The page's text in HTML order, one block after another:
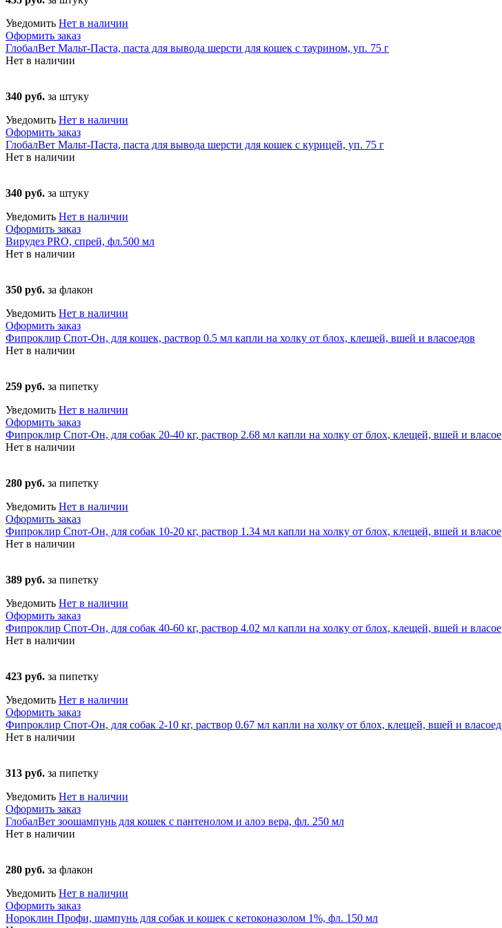
Уведомить Нет в наличии
Оформить заказ
ГлобалВет Мальт-Паста, паста для вывода шерсти для кошек с таурином, уп. 75 г
Нет в наличии
340 руб. за штуку
Уведомить Нет в наличии
Оформить заказ
ГлобалВет Мальт-Паста, паста для вывода шерсти для кошек с курицей, уп. 75 г
Нет в наличии
340 руб. за штуку
Уведомить Нет в наличии
Оформить заказ
Вирудез PRO, спрей, фл.500 мл
Нет в наличии
350 руб. за флакон
Уведомить Нет в наличии
Оформить заказ
Фипроклир Спот-Он, для кошек, раствор 0.5 мл капли на холку от блох, клещей, вшей и власоедов
Нет в наличии
259 руб. за пипетку
Уведомить Нет в наличии
Оформить заказ
Фипроклир Спот-Он, для собак 20-40 кг, раствор 2.68 мл капли на холку от блох, клещей, вшей и власое
Нет в наличии
280 руб. за пипетку
Уведомить Нет в наличии
Оформить заказ
Фипроклир Спот-Он, для собак 10-20 кг, раствор 1.34 мл капли на холку от блох, клещей, вшей и власое
Нет в наличии
389 руб. за пипетку
Уведомить Нет в наличии
Оформить заказ
Фипроклир Спот-Он, для собак 40-60 кг, раствор 4.02 мл капли на холку от блох, клещей, вшей и власое
Нет в наличии
423 руб. за пипетку
Уведомить Нет в наличии
Оформить заказ
Фипроклир Спот-Он, для собак 2-10 кг, раствор 0.67 мл капли на холку от блох, клещей, вшей и власоед
Нет в наличии
313 руб. за пипетку
Уведомить Нет в наличии
Оформить заказ
ГлобалВет зоошампунь для кошек с пантенолом и алоэ вера, фл. 250 мл
Нет в наличии
280 руб. за флакон
Уведомить Нет в наличии
Оформить заказ
Нороклин Профи, шампунь для собак и кошек с кетоконазолом 1%, фл. 150 мл